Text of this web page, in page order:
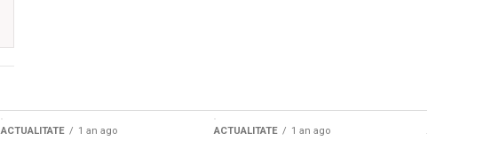
ACTUALITATE 1 an ago ACTUALITATE 1 an ago